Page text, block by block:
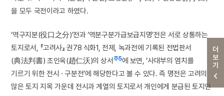
더보기
을 모두 국전이라고 하였다.
‘역구지분(役口之分)’전과 ‘역분구분가급보급지명’전은 서로 상통하는
토지로서, 『고려사』 권78 식화1, 전제, 녹과전에 기록된 전법판서
(典法判書) 조인옥(趙仁沃)의 상서주5에 보면, ‘사대부의 염치를
기르기 위한 전시 · 구분전’에 해당한다고 볼 수 있다. 즉 명전은 고려의
많은 토지 지목 가운데 전시과 계열의 토지로서 개인에게 분급된 토지인